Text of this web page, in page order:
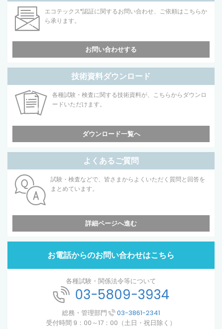
エコテックス®認証に関するお問い合わせ、ご依頼はこちらか
ら承ります。
お問い合わせする
技術資料ダウンロード
各種試験・検査に関する技術資料が、こちらからダウンロ
ードいただけます。
ダウンロード一覧へ
よくあるご質問
試験・検査などで、皆さまからよくいただく質問と回答を
まとめています。
詳細ページへ進む
お電話からのお問い合わせはこちら
各種試験・関係法令等について
03-5809-3934
総務・管理部門
03-3861-2341
受付時間 9：00～17：00（土日・祝日除く）